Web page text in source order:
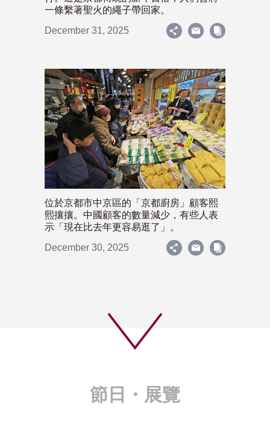
一條繫著聖火的繩子帶回家。
December 31, 2025
位於京都市中京區的「京都廚房」顧客熙
熙攘攘。中國顧客的數量減少，有些人表
示「現在比去年更容易逛了」。
December 30, 2025
節日・展覽